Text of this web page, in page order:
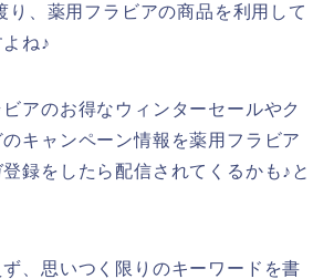
り、薬用フラビアの商品を利用して
ね♪
アのお得なウィンターセールやク
キャンペーン情報を薬用フラビア
録をしたら配信されてくるかも♪と
、思いつく限りのキーワードを書